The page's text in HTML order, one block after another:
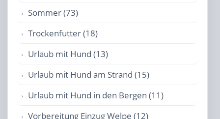
Sommer (73)
Trockenfutter (18)
Urlaub mit Hund (13)
Urlaub mit Hund am Strand (15)
Urlaub mit Hund in den Bergen (11)
Vorbereitung Einzug Welpe (12)